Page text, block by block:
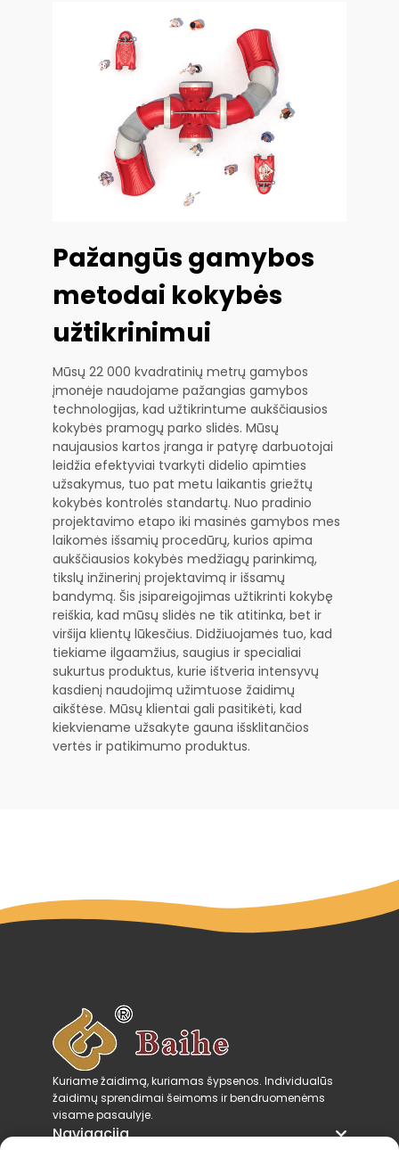
Pažangūs gamybos
metodai kokybės
užtikrinimui
Mūsų 22 000 kvadratinių metrų gamybos
įmonėje naudojame pažangias gamybos
technologijas, kad užtikrintume aukščiausios
kokybės pramogų parko slidės. Mūsų
naujausios kartos įranga ir patyrę darbuotojai
leidžia efektyviai tvarkyti didelio apimties
užsakymus, tuo pat metu laikantis griežtų
kokybės kontrolės standartų. Nuo pradinio
projektavimo etapo iki masinės gamybos mes
laikomės išsamių procedūrų, kurios apima
aukščiausios kokybės medžiagų parinkimą,
tikslų inžinerinį projektavimą ir išsamų
bandymą. Šis įsipareigojimas užtikrinti kokybę
reiškia, kad mūsų slidės ne tik atitinka, bet ir
viršija klientų lūkesčius. Didžiuojamės tuo, kad
tiekiame ilgaamžius, saugius ir specialiai
sukurtus produktus, kurie ištveria intensyvų
kasdienį naudojimą užimtuose žaidimų
aikštėse. Mūsų klientai gali pasitikėti, kad
kiekviename užsakyte gauna išsklitančios
vertės ir patikimumo produktus.
Kuriame žaidimą, kuriamas šypsenos. Individualūs
žaidimų sprendimai šeimoms ir bendruomenėms
visame pasaulyje.
Navigacija